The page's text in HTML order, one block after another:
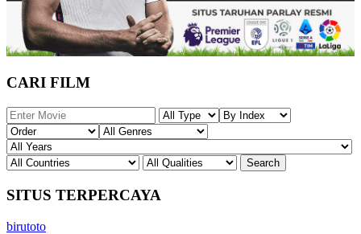
CARI FILM
SITUS TERPERCAYA
birutoto